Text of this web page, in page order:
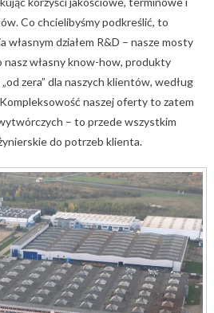
Co chcielibyśmy podkreślić, to
własnym działem R&D – nasze mosty
nasz własny know-how, produkty
zera” dla naszych klientów, według
naszej oferty to zatem
– to przede wszystkim
do potrzeb klienta.